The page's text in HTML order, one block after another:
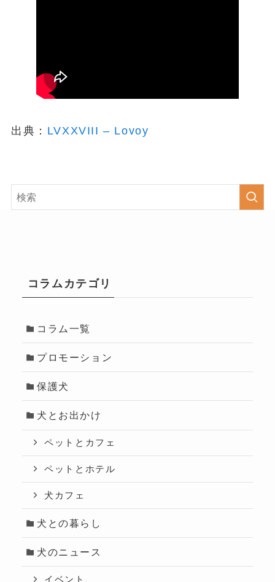
出典： LVXXVIII – Lovoy
コラムカテゴリ
コラム一覧
プロモーション
保護犬
犬とお出かけ
ペットとカフェ
ペットとホテル
犬カフェ
犬との暮らし
犬のニュース
イベント